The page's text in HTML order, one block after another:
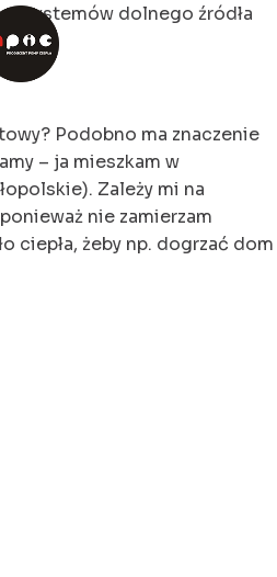
z systemów dolnego źródła
Podobno ma znaczenie
– ja mieszkam w
Zależy mi na
nie zamierzam
ciepła, żeby np. dogrzać dom